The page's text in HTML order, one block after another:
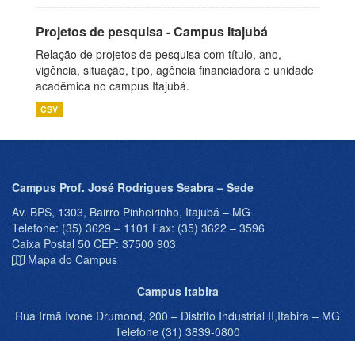
Projetos de pesquisa - Campus Itajubá
Relação de projetos de pesquisa com título, ano,
vigência, situação, tipo, agência financiadora e unidade
acadêmica no campus Itajubá.
CSV
Campus Prof. José Rodrigues Seabra – Sede
Av. BPS, 1303, Bairro Pinheirinho, Itajubá – MG
Telefone: (35) 3629 – 1101 Fax: (35) 3622 – 3596
Caixa Postal 50 CEP: 37500 903
Mapa do Campus
Campus Itabira
Rua Irmã Ivone Drumond, 200 – Distrito Industrial II,Itabira – MG
Telefone (31) 3839-0800